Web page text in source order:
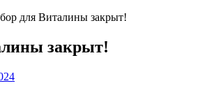
для Виталины закрыт!
закрыт!